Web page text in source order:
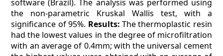
software (Brazil). The analysis was performed using
the non-parametric Kruskal Wallis test, with a
significance of 95%. Results: The thermoplastic resin
had the lowest values in the degree of microfiltration
with an average of 0.4mm; with the universal cement